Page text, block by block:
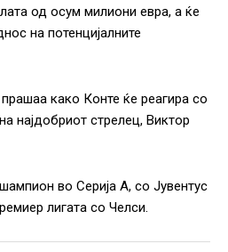
од осум милиони евра, а ќе
на потенцијалните
како Конте ќе реагира со
најдобриот стрелец, Виктор
во Серија А, со Јувентус
лигата со Челси.